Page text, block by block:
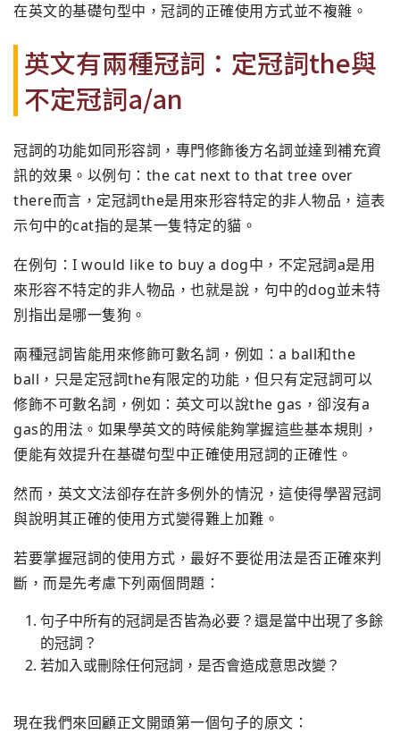
在英文的基礎句型中，冠詞的正確使用方式並不複雜。
英文有兩種冠詞：定冠詞the與
不定冠詞a/an
冠詞的功能如同形容詞，專門修飾後方名詞並達到補充資
訊的效果。以例句：the cat next to that tree over
there而言，定冠詞the是用來形容特定的非人物品，這表
示句中的cat指的是某一隻特定的貓。
在例句：I would like to buy a dog中，不定冠詞a是用
來形容不特定的非人物品，也就是說，句中的dog並未特
別指出是哪一隻狗。
兩種冠詞皆能用來修飾可數名詞，例如：a ball和the
ball，只是定冠詞the有限定的功能，但只有定冠詞可以
修飾不可數名詞，例如：英文可以說the gas，卻沒有a
gas的用法。如果學英文的時候能夠掌握這些基本規則，
便能有效提升在基礎句型中正確使用冠詞的正確性。
然而，英文文法卻存在許多例外的情況，這使得學習冠詞
與說明其正確的使用方式變得難上加難。
若要掌握冠詞的使用方式，最好不要從用法是否正確來判
斷，而是先考慮下列兩個問題：
句子中所有的冠詞是否皆為必要？還是當中出現了多餘
的冠詞？
若加入或刪除任何冠詞，是否會造成意思改變？
現在我們來回顧正文開頭第一個句子的原文：